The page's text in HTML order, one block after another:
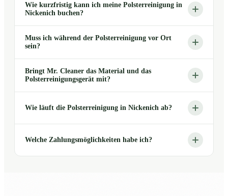
Wie kurzfristig kann ich meine Polsterreinigung in
Nickenich buchen?
Muss ich während der Polsterreinigung vor Ort
sein?
Bringt Mr. Cleaner das Material und das
Polsterreinigungsgerät mit?
Wie läuft die Polsterreinigung in Nickenich ab?
Welche Zahlungsmöglichkeiten habe ich?